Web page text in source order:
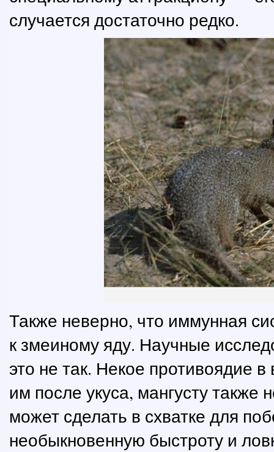
случается достаточно редко.
Также неверно, что иммунная
к змеиному яду. Научные
это не так. Некое противоядие
им после укуса, мангусту также
может сделать в схватке для
необыкновенную быстроту и